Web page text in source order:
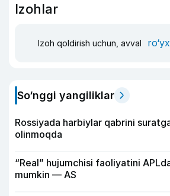
Izohlar
Izoh qoldirish uchun, avval
So‘nggi yangiliklar
Rossiyada harbiylar qabrini
olinmoqda
“Real” hujumchisi faoliyatini
mumkin — AS